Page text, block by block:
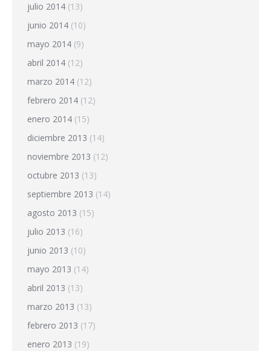
julio 2014 (13)
junio 2014 (10)
mayo 2014 (9)
abril 2014 (12)
marzo 2014 (12)
febrero 2014 (12)
enero 2014 (15)
diciembre 2013 (14)
noviembre 2013 (12)
octubre 2013 (13)
septiembre 2013 (14)
agosto 2013 (15)
julio 2013 (16)
junio 2013 (10)
mayo 2013 (14)
abril 2013 (13)
marzo 2013 (13)
febrero 2013 (17)
enero 2013 (19)